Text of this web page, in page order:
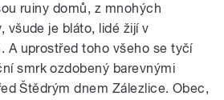
ruiny domů, z mnohých
všude je bláto, lidé žijí v
A uprostřed toho všeho se tyčí
smrk ozdobený barevnými
Štědrým dnem Zálezlice. Obec,